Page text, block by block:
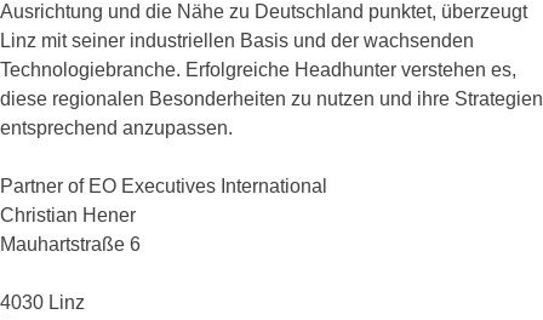
Ausrichtung und die Nähe zu Deutschland punktet, überzeugt
Linz mit seiner industriellen Basis und der wachsenden
Technologiebranche. Erfolgreiche Headhunter verstehen es,
diese regionalen Besonderheiten zu nutzen und ihre Strategien
entsprechend anzupassen.
Partner of EO Executives International
Christian Hener
Mauhartstraße 6
4030 Linz